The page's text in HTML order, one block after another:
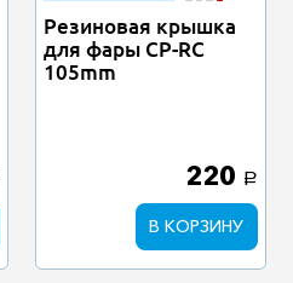
Резиновая крышка
для фары CP-RC
105mm
220 a
В КОРЗИНУ